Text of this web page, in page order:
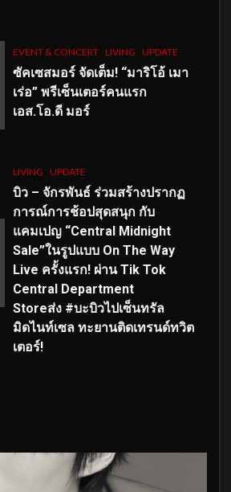
EVENT & CONCERT LIVING UPDATE
ซัคเซสมอร์ จัดเต็ม! “มาริโอ้ เมา
เร่อ” พรีเซ็นเตอร์คนแรก
เอส.โอ.ดี มอร์
LIVING UPDATE
บิว – จักรพันธ์ ร่วมสร้างปรากฏ
การณ์การช้อปสุดสนุก กับ
แคมเปญ “Central Midnight
Sale”ในรูปแบบ On The Way
Live ครั้งแรก! ผ่าน Tik Tok
Central Department
Storeส่ง #บะบิวไปเซ็นทรัล
มิดไนท์เซล ทะยานติดเทรนด์ทวิต
เตอร์!